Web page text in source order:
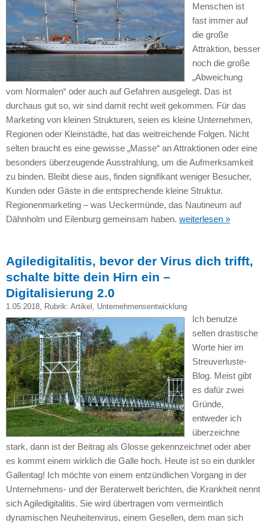
Menschen ist
fast immer auf
die große
Attraktion, besser
noch die große
„Abweichung
vom Normalen“ oder auch auf Gefahren ausgelegt. Das ist
durchaus gut so, wir sind damit recht weit gekommen. Für das
Marketing von kleinen Strukturen, seien es kleine Unternehmen,
Regionen oder Kleinstädte, hat das weitreichende Folgen. Nicht
selten braucht es eine gewisse „Masse“ an Attraktionen oder eine
besonders überzeugende Ausstrahlung, um die Aufmerksamkeit
zu binden. Bleibt diese aus, finden signifikant weniger Besucher,
Kunden oder Gäste in die entsprechende kleine Struktur.
Regionenmarketing – was Ueckermünde, das Nautineum auf
Dähnholm und Eilenburg gemeinsam haben. weiterlesen »
Agiledigitalitis, bevor der Virus dich trifft,
schalte bitte dein Hirn ein –
Digitalisierung 2.0
1.05.2018, Rubrik: Artikel , Unternehmensentwicklung
Ich benutze
selten drastische
Worte hier im
Streuverluste-
Blog. Meist gibt
es dafür zwei
Gründe,
entweder ich
überzeichne
stark, dann ist der Beitrag als Glosse gekennzeichnet oder aber
es kommt einem wirklich die Galle hoch. Heute ist so ein dunkler
Gallentag! Ich möchte von einem entzündlichen Vorgang in der
Unternehmens- und der Beraterwelt berichten, die Krankheit nennt
sich Agiledigitalitis. Sie wird übertragen vom vermeintlich
dynamischen Neuheitenvirus, einem Gesellen, dem man sich